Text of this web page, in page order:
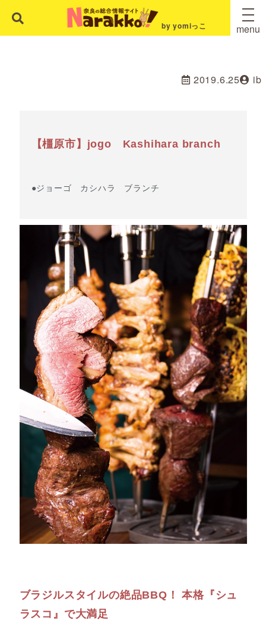
by yomiっこ menu
2019.6.25 ib
【橿原市】jogo Kashihara branch
●ジョーゴ カシハラ ブランチ
ブラジルスタイルの絶品BBQ！ 本格『シュ
ラスコ』で大満足